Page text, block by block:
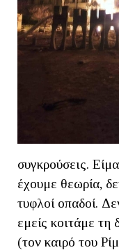
συγκρούσεις.
έχουμε θεωρία,
τυφλοί οπαδοί.
εμείς κοιτάμε τη
(τον καιρό του